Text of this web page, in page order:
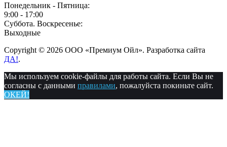
Понедельник - Пятница:
9:00 - 17:00
Суббота. Воскресенье:
Выходные
Copyright © 2026 ООО «Премиум Ойл». Разработка сайта
ДА!.
Мы используем cookie-файлы для работы сайта. Если Вы не
согласны с данными правилами, пожалуйста покиньте сайт.
ОКЕЙ!